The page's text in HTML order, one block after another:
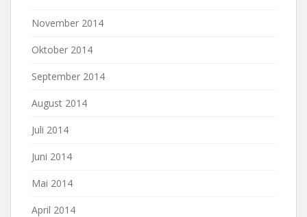
November 2014
Oktober 2014
September 2014
August 2014
Juli 2014
Juni 2014
Mai 2014
April 2014